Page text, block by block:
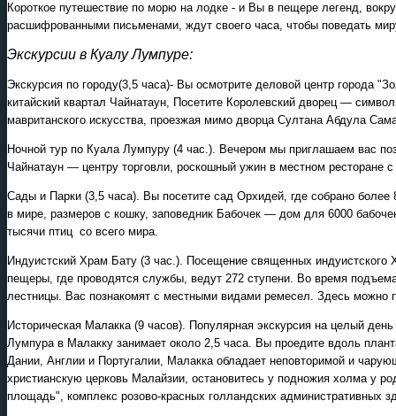
Короткое путешествие по морю на лодке - и Вы в пещере легенд,
расшифрованными письменами, ждут своего часа, чтобы поведать
Экскурсии в Куалу Лумпуре:
Экскурсия по городу(3,5 часа)- Вы осмотрите деловой центр города
китайский квартал Чайнатаун, Посетите Королевский дворец —
мавританского искусства, проезжая мимо дворца Султана Абдула
Ночной тур по Куала Лумпуру (4 час.). Вечером мы приглашаем вас
Чайнатаун — центру торговли, роскошный ужин в местном
Сады и Парки (3,5 часа). Вы посетите сад Орхидей, где собрано
в мире, размеров с кошку, заповедник Бабочек — дом для 6000
тысячи птиц со всего мира.
Индуистский Храм Бату (3 час.). Посещение священных
пещеры, где проводятся службы, ведут 272 ступени. Во время
лестницы. Вас познакомят с местными видами ремесел. Здесь можно
Историческая Малакка (9 часов). Популярная экскурсия на целый
Лумпура в Малакку занимает около 2,5 часа. Вы проедите вдоль
Дании, Англии и Португалии, Малакка обладает неповторимой и
христианскую церковь Малайзии, остановитесь у подножия холма у
площадь", комплекс розово-красных голландских административных